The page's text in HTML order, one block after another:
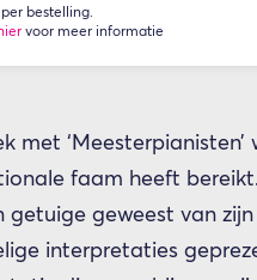
bestelling.
voor meer informatie
met ‘Meesterpianisten’
faam heeft
geweest van
interpretaties